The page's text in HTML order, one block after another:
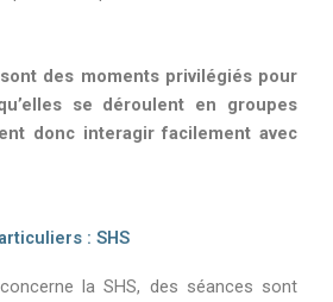
des moments privilégiés pour
se déroulent en groupes
donc interagir facilement avec
: SHS
la SHS, des séances sont